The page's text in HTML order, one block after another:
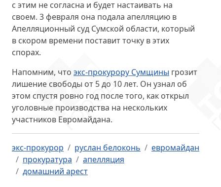
с этим не согласна и будет настаивать на
своем. 3 февраля она подала апелляцию в
Апелляционный суд Сумской области, который
в скором времени поставит точку в этих
спорах.
Напомним, что экс-прокурору Сумщины грозит
лишение свободы от 5 до 10 лет. Он узнал об
этом спустя ровно год после того, как открыл
уголовные производства на нескольких
участников Евромайдана.
экс-прокурор руслан белоконь
евромайдан
прокуратура
апелляция
домашний арест